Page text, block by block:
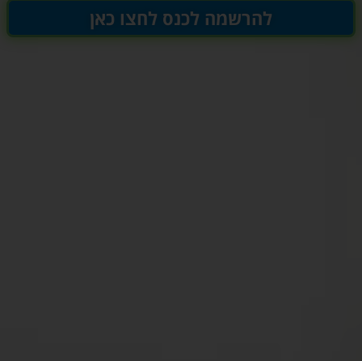
להרשמה לכנס לחצו כאן